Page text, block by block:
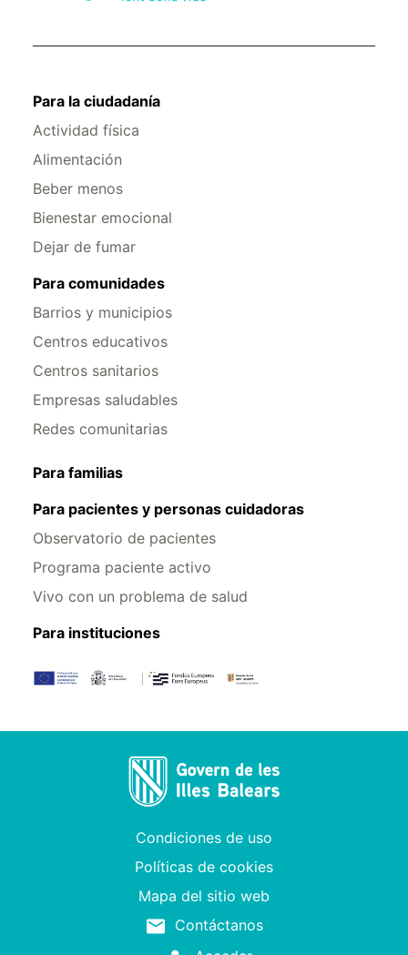
Para la ciudadanía
Actividad física
Alimentación
Beber menos
Bienestar emocional
Dejar de fumar
Para comunidades
Barrios y municipios
Centros educativos
Centros sanitarios
Empresas saludables
Redes comunitarias
Para familias
Para pacientes y personas cuidadoras
Observatorio de pacientes
Programa paciente activo
Vivo con un problema de salud
Para instituciones
Condiciones de uso
Políticas de cookies
Mapa del sitio web
Contáctanos